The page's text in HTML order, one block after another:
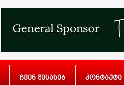
ჩვენ შესახებ კონტაქტი